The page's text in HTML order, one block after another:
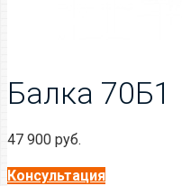
Балка 70Б1
47 900 руб.
Консультация